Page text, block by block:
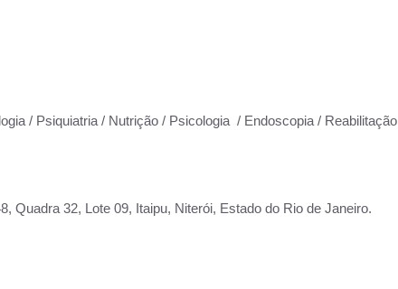
/ Psiquiatria / Nutrição / Psicologia / Endoscopia / Reabilitação
Quadra 32, Lote 09, Itaipu, Niterói, Estado do Rio de Janeiro.